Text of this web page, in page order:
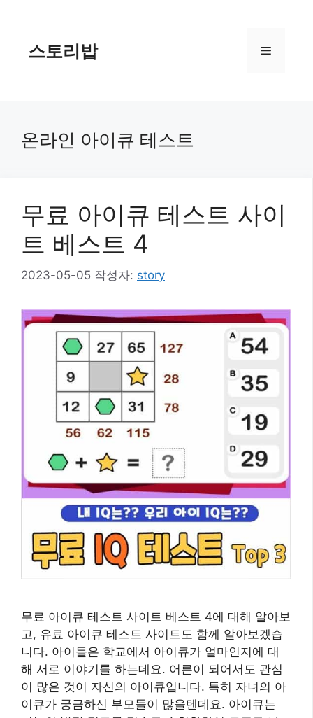
스토리밥 메
온라인 아이큐 테스트
무료 아이큐 테스트 사이
트 베스트 4
2023-05-05 작성자: story
무료 아이큐 테스트 사이트 베스트 4에 대해 알아보
고, 유료 아이큐 테스트 사이트도 함께 알아보겠습
니다. 아이들은 학교에서 아이큐가 얼마인지에 대
해 서로 이야기를 하는데요. 어른이 되어서도 관심
이 많은 것이 자신의 아이큐입니다. 특히 자녀의 아
이큐가 궁금하신 부모들이 많을텐데요. 아이큐는